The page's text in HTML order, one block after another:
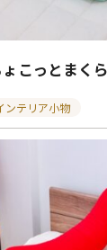
こっとまくら
ンテリア小物